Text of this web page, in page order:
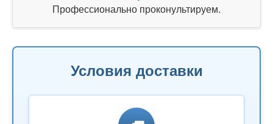
Профессионально проконультируем.
Условия доставки